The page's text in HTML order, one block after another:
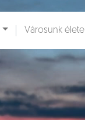
Városunk élete